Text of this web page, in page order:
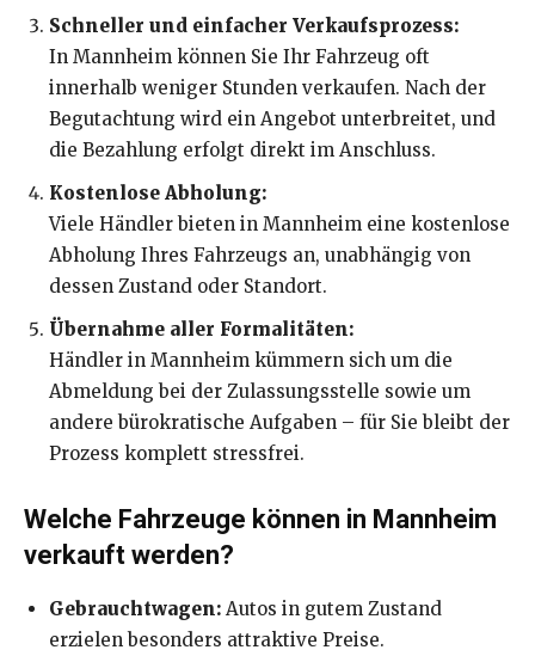
Schneller und einfacher Verkaufsprozess:
In Mannheim können Sie Ihr Fahrzeug oft
innerhalb weniger Stunden verkaufen. Nach der
Begutachtung wird ein Angebot unterbreitet, und
die Bezahlung erfolgt direkt im Anschluss.
Kostenlose Abholung:
Viele Händler bieten in Mannheim eine kostenlose
Abholung Ihres Fahrzeugs an, unabhängig von
dessen Zustand oder Standort.
Übernahme aller Formalitäten:
Händler in Mannheim kümmern sich um die
Abmeldung bei der Zulassungsstelle sowie um
andere bürokratische Aufgaben – für Sie bleibt der
Prozess komplett stressfrei.
Welche Fahrzeuge können in Mannheim
verkauft werden?
Gebrauchtwagen: Autos in gutem Zustand
erzielen besonders attraktive Preise.